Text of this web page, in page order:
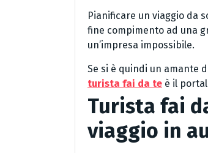
Pianificare un viaggio da
fine compimento ad una
un’impresa impossibile.
Se si è quindi un amante
turista fai da te è il
Turista fai
viaggio in